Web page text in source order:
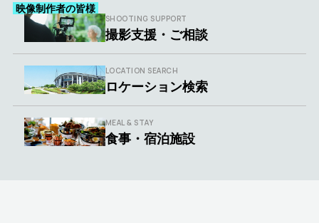
映像制作者の皆様
SHOOTING SUPPORT
撮影支援・ご相談
LOCATION SEARCH
ロケーション検索
MEAL & STAY
食事・宿泊施設